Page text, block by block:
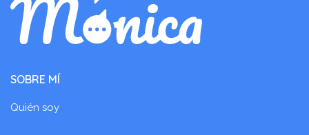
SOBRE MÍ
Quién soy